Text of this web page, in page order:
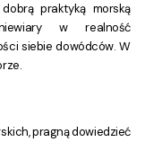
praktyką morską
w realność
siebie dowódców. W
pragną dowiedzieć